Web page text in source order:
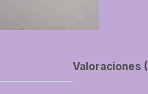
Valoraciones